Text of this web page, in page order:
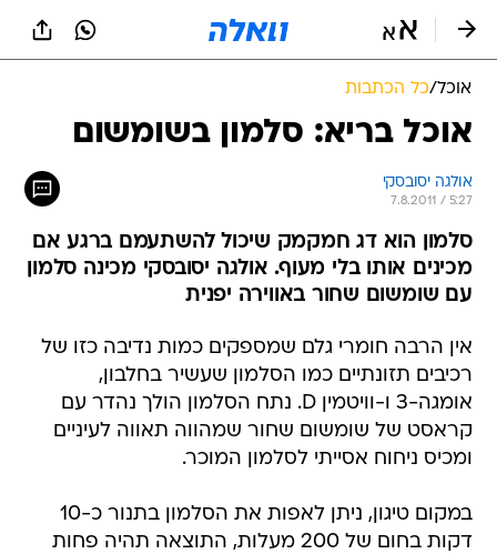
אוכל/כל הכתבות
אוכל בריא: סלמון בשומשום
אולגה יסובסקי
7.8.2011 / 5:27
סלמון הוא דג חמקמק שיכול להשתעמם ברגע אם
מכינים אותו בלי מעוף. אולגה יסובסקי מכינה סלמון
עם שומשום שחור באווירה יפנית
אין הרבה חומרי גלם שמספקים כמות נדיבה כזו של
רכיבים תזונתיים כמו הסלמון שעשיר בחלבון,
אומגה-3 ו-וויטמין D. נתח הסלמון הולך נהדר עם
קראסט של שומשום שחור שמהווה תאווה לעיניים
ומכיס ניחוח אסייתי לסלמון המוכר.
במקום טיגון, ניתן לאפות את הסלמון בתנור כ-10
דקות בחום של 200 מעלות, התוצאה תהיה פחות